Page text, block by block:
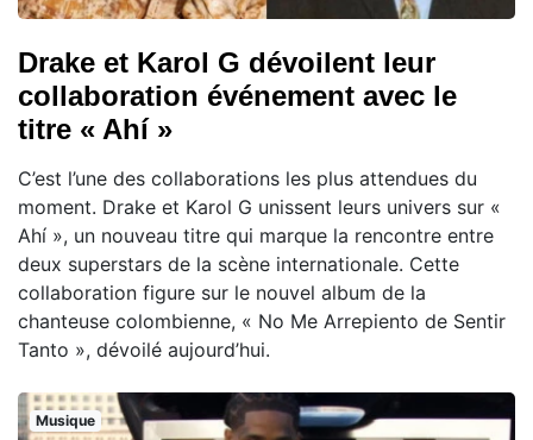
Drake et Karol G dévoilent leur
collaboration événement avec le
titre « Ahí »
C’est l’une des collaborations les plus attendues du
moment. Drake et Karol G unissent leurs univers sur «
Ahí », un nouveau titre qui marque la rencontre entre
deux superstars de la scène internationale. Cette
collaboration figure sur le nouvel album de la
chanteuse colombienne, « No Me Arrepiento de Sentir
Tanto », dévoilé aujourd’hui.
Musique